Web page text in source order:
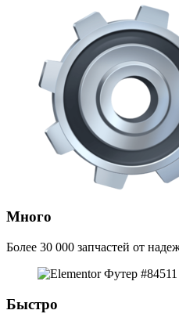
Много
Более 30 000 запчастей от
Быстро